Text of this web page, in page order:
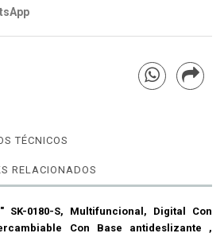
TÉCNICOS
RELACIONADOS
SK-0180-S, Multifuncional, Digital Con
Con Base antideslizante ,